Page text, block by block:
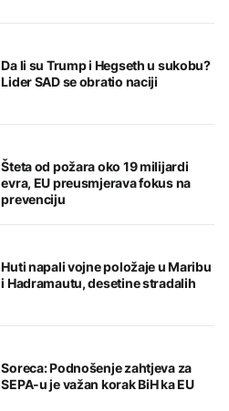
Da li su Trump i Hegseth u sukobu?
Lider SAD se obratio naciji
Šteta od požara oko 19 milijardi
evra, EU preusmjerava fokus na
prevenciju
Huti napali vojne položaje u Maribu
i Hadramautu, desetine stradalih
Soreca: Podnošenje zahtjeva za
SEPA-u je važan korak BiH ka EU